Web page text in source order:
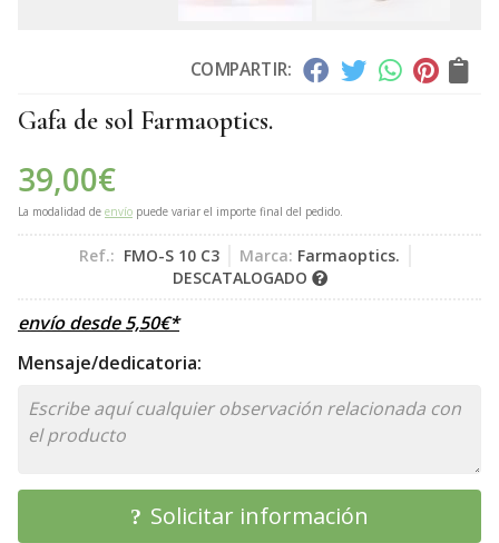
COMPARTIR:
Gafa de sol Farmaoptics.
39,00€
La modalidad de envío puede variar el importe final del pedido.
Ref.: FMO-S 10 C3 Marca: Farmaoptics.
DESCATALOGADO
envío desde5,50€*
Mensaje/dedicatoria:
Solicitar información